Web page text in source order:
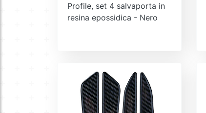
Profile, set 4 salvaporta in
resina epossidica - Nero